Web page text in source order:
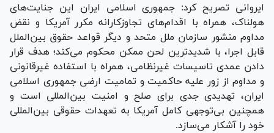
ایروانی تصریح کرد: جمهوری اسلامی ایران این جنایت‌های
هولناک، همراه با اقدام‌های تجاوزکارانه مکرر آمریکا و نقض
مداوم منشور سازمان ملل متحد و دیگر قواعد حقوق بین‌الملل
قابل اجرا، با شدیدترین لحن ممکن محکوم می‌کند؛ هدف قرار
دادن عمدی تاسیسات غیرنظامی، همراه با استفاده غیرقانونی
و مداوم از زور علیه حاکمیت و تمامیت ارضی جمهوری اسلامی
ایران، تهدیدی جدی برای صلح و امنیت بین‌المللی است و
همچنین بی‌توجهی کامل آمریکا به تعهدات حقوقی بین‌المللی
خود را آشکار می‌سازد.